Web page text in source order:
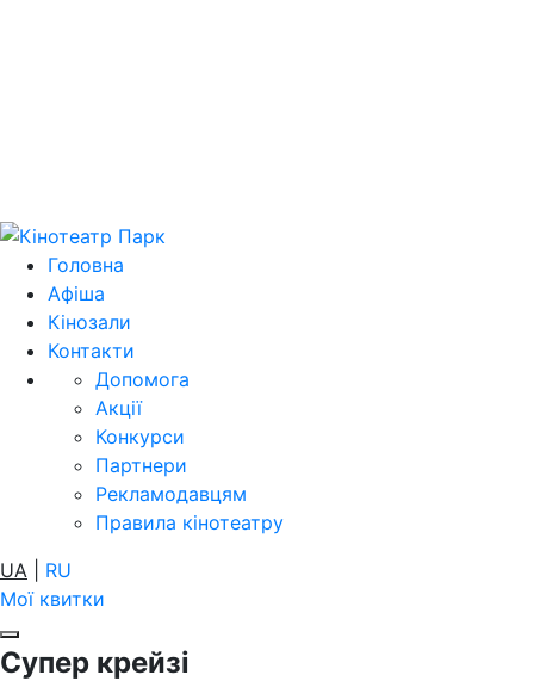
Головна
Афіша
Кінозали
Контакти
Допомога
Акції
Конкурси
Партнери
Рекламодавцям
Правила кінотеатру
UA
RU
Мої квитки
Супер крейзі